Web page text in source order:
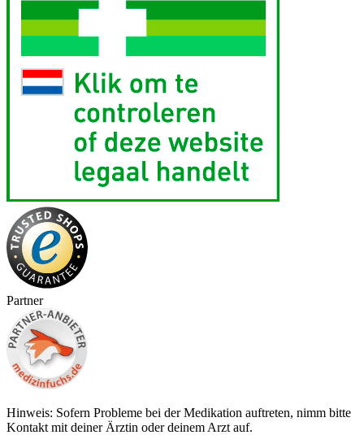
Partner
Hinweis: Sofern Probleme bei der Medikation auftreten, nimm bitte
Kontakt mit deiner Ärztin oder deinem Arzt auf.